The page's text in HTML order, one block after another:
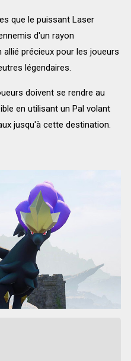
que le puissant Laser
d'un rayon
précieux pour les joueurs
légendaires.
doivent se rendre au
en utilisant un Pal volant
jusqu'à cette destination.